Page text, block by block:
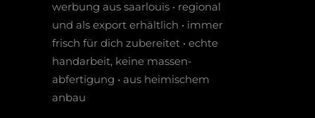
werbung aus saarlouis • regio­nal
und als export erhältlich • immer
frisch für dich zubereitet • echte
hand­arbeit, keine massen­­
abfertigung • aus heimischem
anbau